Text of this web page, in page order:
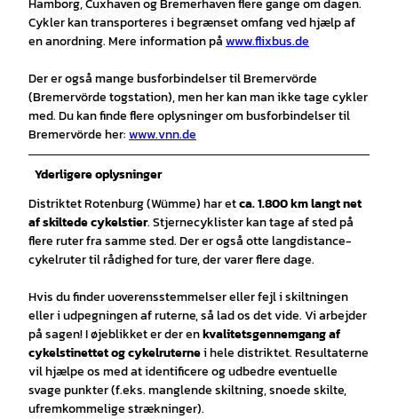
Cykler kan transporteres i begrænset omfang ved hjælp af
en anordning. Mere information påwww.flixbus.de
Der er også mange busforbindelser til Bremervörde
(Bremervörde togstation), men her kan man ikke tage cykler
med. Du kan finde flere oplysninger om busforbindelser til
Bremervörde her:www.vnn.de
Yderligere oplysninger
Distriktet Rotenburg (Wümme) har etca. 1.800 km langt net
af skiltede cykelstier. Stjernecyklister kan tage af sted på
flere ruter fra samme sted. Der er også otte langdistance-
cykelruter til rådighed for ture, der varer flere dage.
Hvis du finder uoverensstemmelser eller fejl i skiltningen
eller i udpegningen af ruterne, så lad os det vide. Vi arbejder
på sagen! I øjeblikket er der enkvalitetsgennemgang af
cykelstinettet og cykelruternei hele distriktet. Resultaterne
vil hjælpe os med at identificere og udbedre eventuelle
svage punkter (f.eks. manglende skiltning, snoede skilte,
ufremkommelige strækninger).